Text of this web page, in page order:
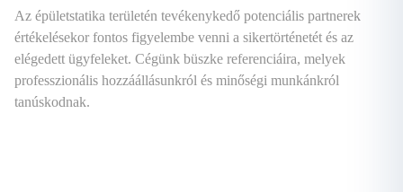
Az épületstatika területén tevékenykedő potenciális partnerek
értékelésekor fontos figyelembe venni a sikertörténetét és az
elégedett ügyfeleket. Cégünk büszke referenciáira, melyek
professzionális hozzáállásunkról és minőségi munkánkról
tanúskodnak.